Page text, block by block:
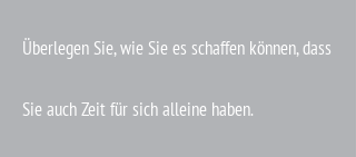
Überlegen Sie, wie Sie es schaffen können, dass
Sie auch Zeit für sich alleine haben.